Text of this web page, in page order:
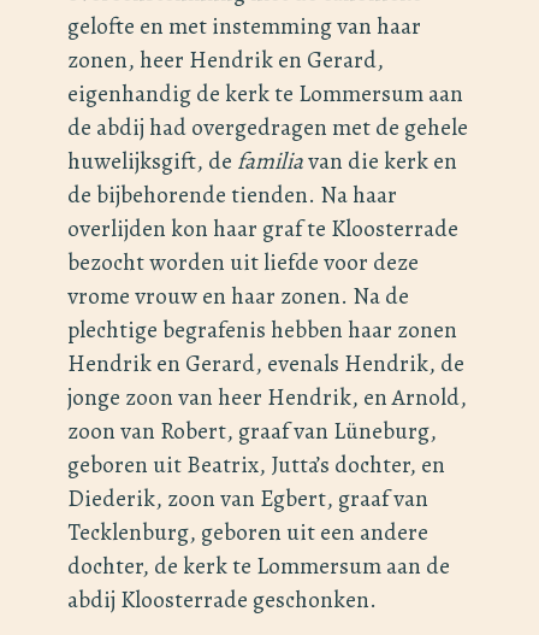
gelofte en met instemming van haar
zonen, heer Hendrik en Gerard,
eigenhandig de kerk te Lommersum aan
de abdij had overgedragen met de gehele
huwelijksgift, de familiavan die kerk en
de bijbehorende tienden. Na haar
overlijden kon haar graf te Kloosterrade
bezocht worden uit liefde voor deze
vrome vrouw en haar zonen. Na de
plechtige begrafenis hebben haar zonen
Hendrik en Gerard, evenals Hendrik, de
jonge zoon van heer Hendrik, en Arnold,
zoon van Robert, graaf van Lüneburg,
geboren uit Beatrix, Jutta’s dochter, en
Diederik, zoon van Egbert, graaf van
Tecklenburg, geboren uit een andere
dochter, de kerk te Lommersum aan de
abdij Kloosterrade geschonken.